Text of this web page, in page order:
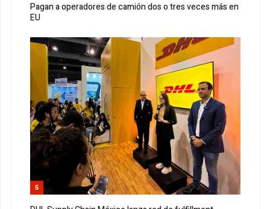
Pagan a operadores de camión dos o tres veces más en
EU
5